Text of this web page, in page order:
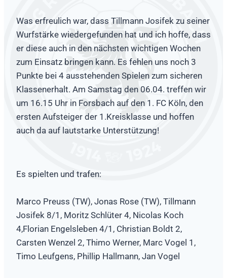
Was erfreulich war, dass Tillmann Josifek zu seiner
Wurfstärke wiedergefunden hat und ich hoffe, dass
er diese auch in den nächsten wichtigen Wochen
zum Einsatz bringen kann. Es fehlen uns noch 3
Punkte bei 4 ausstehenden Spielen zum sicheren
Klassenerhalt. Am Samstag den 06.04. treffen wir
um 16.15 Uhr in Forsbach auf den 1. FC Köln, den
ersten Aufsteiger der 1.Kreisklasse und hoffen
auch da auf lautstarke Unterstützung!
Es spielten und trafen:
Marco Preuss (TW), Jonas Rose (TW), Tillmann
Josifek 8/1, Moritz Schlüter 4, Nicolas Koch
4,Florian Engelsleben 4/1, Christian Boldt 2,
Carsten Wenzel 2, Thimo Werner, Marc Vogel 1,
Timo Leufgens, Phillip Hallmann, Jan Vogel